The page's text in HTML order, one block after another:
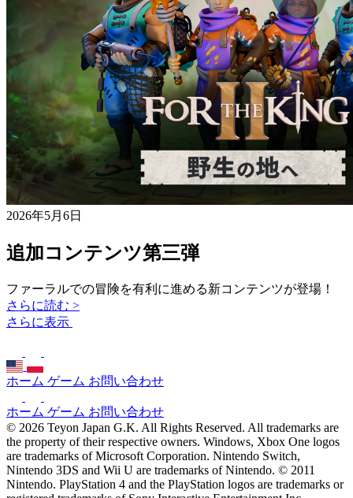
2026年5月6日
追加コンテンツ第三弾
ファーラルでの冒険を有利に進める新コンテンツが登場！
さらに読む >
さらに表示
ホーム ゲーム お問い合わせ
ホーム ゲーム お問い合わせ
© 2026 Teyon Japan G.K. All Rights Reserved. All trademarks are
the property of their respective owners. Windows, Xbox One logos
are trademarks of Microsoft Corporation. Nintendo Switch,
Nintendo 3DS and Wii U are trademarks of Nintendo. © 2011
Nintendo. PlayStation 4 and the PlayStation logos are trademarks or